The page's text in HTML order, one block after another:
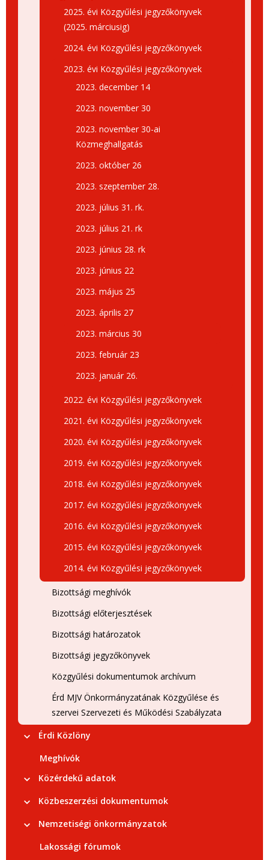
2025. évi Közgyűlési jegyzőkönyvek
(2025. márciusig)
2024. évi Közgyűlési jegyzőkönyvek
2023. évi Közgyűlési jegyzőkönyvek
2023. december 14
2023. november 30
2023. november 30-ai
Közmeghallgatás
2023. október 26
2023. szeptember 28.
2023. július 31. rk.
2023. július 21. rk
2023. június 28. rk
2023. június 22
2023. május 25
2023. április 27
2023. március 30
2023. február 23
2023. január 26.
2022. évi Közgyűlési jegyzőkönyvek
2021. évi Közgyűlési jegyzőkönyvek
2020. évi Közgyűlési jegyzőkönyvek
2019. évi Közgyűlési jegyzőkönyvek
2018. évi Közgyűlési jegyzőkönyvek
2017. évi Közgyűlési jegyzőkönyvek
2016. évi Közgyűlési jegyzőkönyvek
2015. évi Közgyűlési jegyzőkönyvek
2014. évi Közgyűlési jegyzőkönyvek
Bizottsági meghívók
Bizottsági előterjesztések
Bizottsági határozatok
Bizottsági jegyzőkönyvek
Közgyűlési dokumentumok archívum
Érd MJV Önkormányzatának Közgyűlése és
szervei Szervezeti és Működési Szabályzata
Érdi Közlöny
Meghívók
Közérdekű adatok
Közbeszerzési dokumentumok
Nemzetiségi önkormányzatok
Lakossági fórumok